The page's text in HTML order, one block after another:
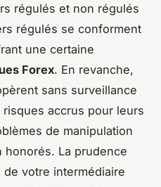
régulés et non régulés
régulés se conforment
une certaine
Forex. En revanche,
sans surveillance
accrus pour leurs
de manipulation
La prudence
votre intermédiaire